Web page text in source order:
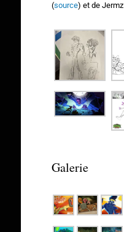
(source) et de Jermz
Galerie